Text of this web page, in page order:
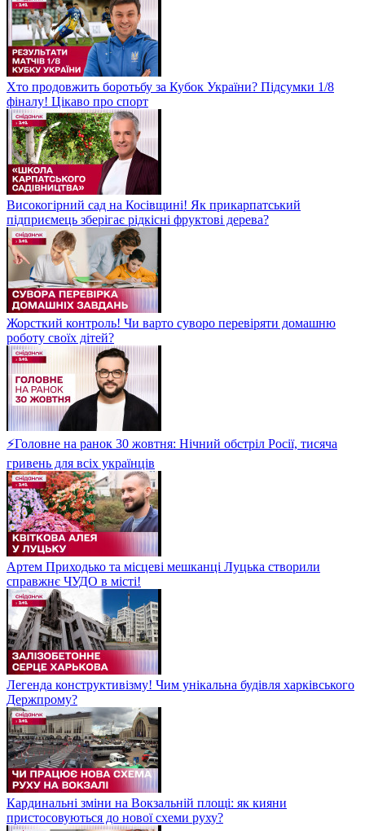
Хто продовжить боротьбу за Кубок України? Підсумки 1/8
фіналу! Цікаво про спорт
Високогірний сад на Косівщині! Як прикарпатський
підприємець зберігає рідкісні фруктові дерева?
Жорсткий контроль! Чи варто суворо перевіряти домашню
роботу своїх дітей?
⚡Головне на ранок 30 жовтня: Нічний обстріл Росії, тисяча
гривень для всіх українців
Артем Приходько та місцеві мешканці Луцька створили
справжнє ЧУДО в місті!
Легенда конструктивізму! Чим унікальна будівля харківського
Держпрому?
Кардинальні зміни на Вокзальній площі: як кияни
пристосовуються до нової схеми руху?